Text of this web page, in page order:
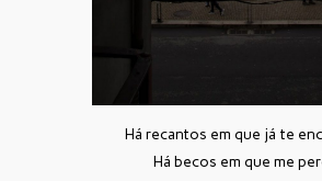
Há recantos em que já te
Há becos em que me